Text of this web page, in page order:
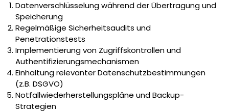
Datenverschlüsselung während der Übertragung und
Speicherung
Regelmäßige Sicherheitsaudits und
Penetrationstests
Implementierung von Zugriffskontrollen und
Authentifizierungsmechanismen
Einhaltung relevanter Datenschutzbestimmungen
(z.B. DSGVO)
Notfallwiederherstellungspläne und Backup-
Strategien